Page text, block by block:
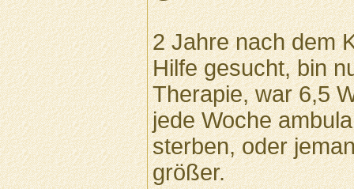
2 Jahre nach dem
Hilfe gesucht, bin
Therapie, war 6,5
jede Woche
sterben, oder
größer.